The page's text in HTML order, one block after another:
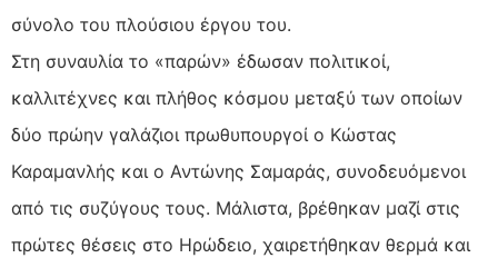
σύνολο του πλούσιου έργου του.
Στη συναυλία το «παρών» έδωσαν πολιτικοί,
καλλιτέχνες και πλήθος κόσμου μεταξύ των οποίων
δύο πρώην γαλάζιοι πρωθυπουργοί ο Κώστας
Καραμανλής και ο Αντώνης Σαμαράς, συνοδευόμενοι
από τις συζύγους τους. Μάλιστα, βρέθηκαν μαζί στις
πρώτες θέσεις στο Ηρώδειο, χαιρετήθηκαν θερμά και